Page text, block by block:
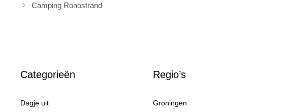
Camping Ronostrand
Categorieën
Dagje uit
Regio’s
Groningen